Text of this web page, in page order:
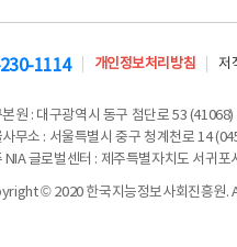
1114 개인정보처리방침 저
원 : 대구광역시 동구 첨단로 53
무소 : 서울특별시 중구 청계천로 14
NIA 글로벌센터 : 제주특별자치도 서귀
© 2020 한국지능정보사회진흥원.